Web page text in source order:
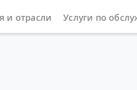
и отрасли Услуги по
Alpha